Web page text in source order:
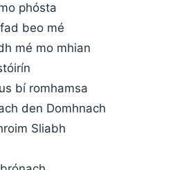
phósta
beo mé
mé mo mhian
bí romhamsa
den Domhnach
Sliabh